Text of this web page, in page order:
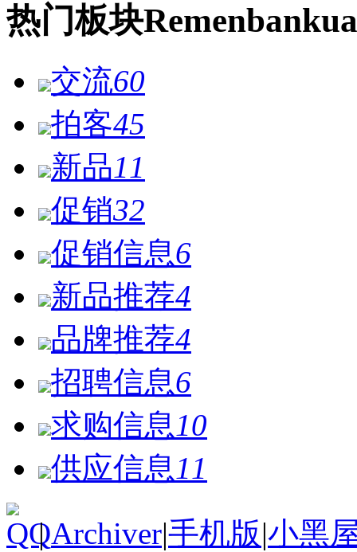
热门板块Remen
交流60
拍客45
新品11
促销32
促销信息6
新品推荐4
品牌推荐4
招聘信息6
求购信息 10
供应信息 11
| Archiver|手机版|小黑